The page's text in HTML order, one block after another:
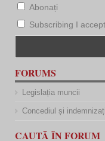
Abonați
Subscribing I
FORUMS
Legislația muncii
Concediul și
CAUTĂ ÎN FORUM